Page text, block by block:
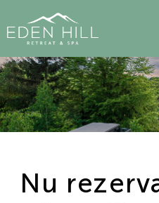
Nu